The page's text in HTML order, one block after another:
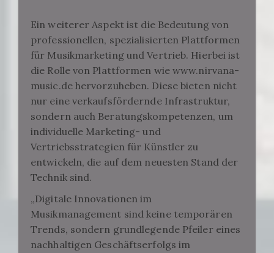
Ein weiterer Aspekt ist die Bedeutung von
professionellen, spezialisierten Plattformen
für Musikmarketing und Vertrieb. Hierbei ist
die Rolle von Plattformen wie www.nirvana-
music.de hervorzuheben. Diese bieten nicht
nur eine verkaufsfördernde Infrastruktur,
sondern auch Beratungskompetenzen, um
individuelle Marketing- und
Vertriebsstrategien für Künstler zu
entwickeln, die auf dem neuesten Stand der
Technik sind.
„Digitale Innovationen im
Musikmanagement sind keine temporären
Trends, sondern grundlegende Pfeiler eines
nachhaltigen Geschäftserfolgs im